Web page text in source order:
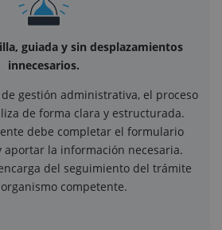
guiada y sin desplazamientos
innecesarios.
gestión administrativa, el proceso
de forma clara y estructurada.
debe completar el formulario
aportar la información necesaria.
del seguimiento del trámite
competente.